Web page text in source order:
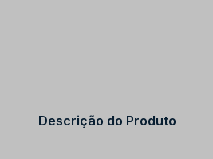
Descrição do Produto